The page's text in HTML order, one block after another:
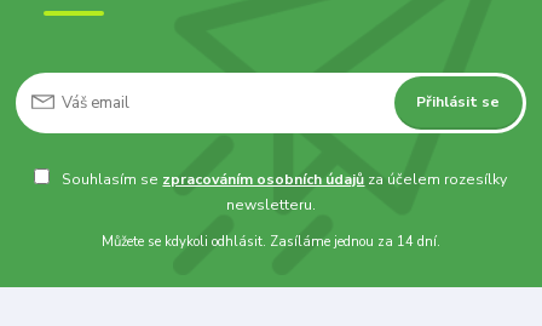
Přihlásit se
Souhlasím se zpracováním osobních údajů za účelem rozesílky
newsletteru.
Můžete se kdykoli odhlásit. Zasíláme jednou za 14 dní.